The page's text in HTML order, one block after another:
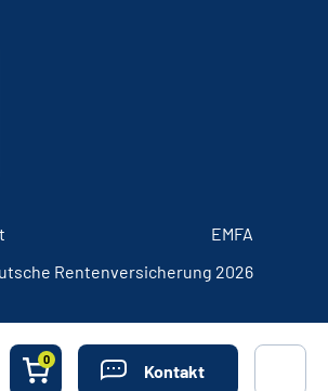
0
Kontakt
EMFA
Rentenversicherung 2026